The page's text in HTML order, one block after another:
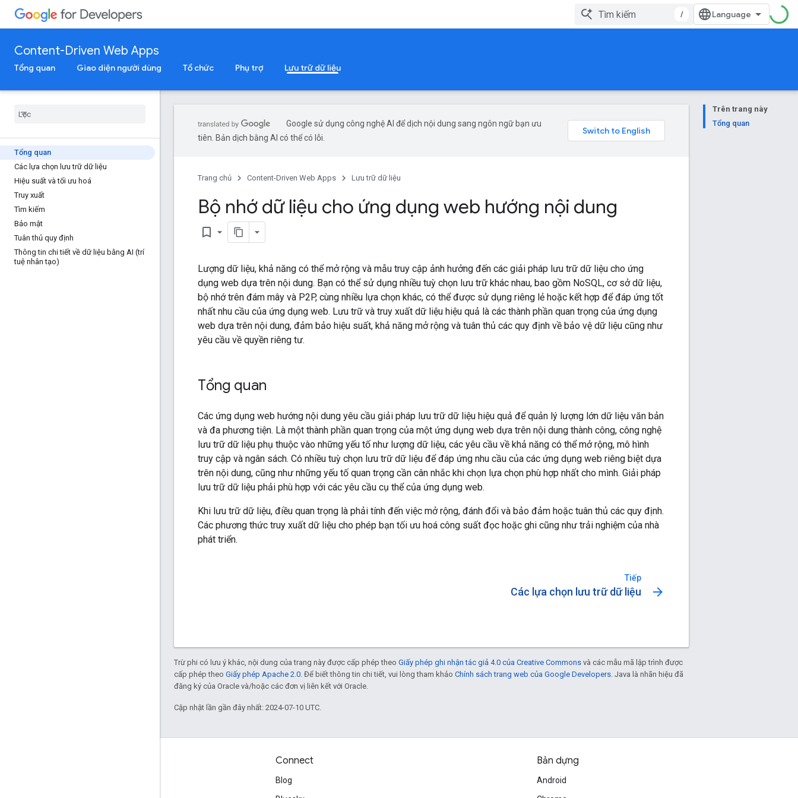
/
Content-Driven Web Apps
Tổng quan Giao diện người dùng Tổ chức Phụ trợ Lưu trữ dữ liệu
Tổng quan
Các lựa chọn lưu trữ dữ liệu
Hiệu suất và tối ưu hoá
Truy xuất
Tìm kiếm
Bảo mật
Tuân thủ quy định
Thông tin chi tiết về dữ liệu bằng AI (trí
tuệ nhân tạo)
Trên trang này
Tổng quan
Google sử dụng công nghệ AI để dịch nội dung sang ngôn ngữ bạn ưu
tiên. Bản dịch bằng AI có thể có lỗi.
Trang chủ Content-Driven Web Apps Lưu trữ dữ liệu
Bộ nhớ dữ liệu cho ứng dụng web hướng nội dung
bookmark_border
Lượng dữ liệu, khả năng có thể mở rộng và mẫu truy cập ảnh hưởng đến các giải pháp lưu trữ dữ liệu cho ứng
dụng web dựa trên nội dung. Bạn có thể sử dụng nhiều tuỳ chọn lưu trữ khác nhau, bao gồm NoSQL, cơ sở dữ liệu,
bộ nhớ trên đám mây và P2P, cùng nhiều lựa chọn khác, có thể được sử dụng riêng lẻ hoặc kết hợp để đáp ứng tốt
nhất nhu cầu của ứng dụng web. Lưu trữ và truy xuất dữ liệu hiệu quả là các thành phần quan trọng của ứng dụng
web dựa trên nội dung, đảm bảo hiệu suất, khả năng mở rộng và tuân thủ các quy định về bảo vệ dữ liệu cũng như
yêu cầu về quyền riêng tư.
Tổng quan
Các ứng dụng web hướng nội dung yêu cầu giải pháp lưu trữ dữ liệu hiệu quả để quản lý lượng lớn dữ liệu văn bản
và đa phương tiện. Là một thành phần quan trọng của một ứng dụng web dựa trên nội dung thành công, công nghệ
lưu trữ dữ liệu phụ thuộc vào những yếu tố như lượng dữ liệu, các yêu cầu về khả năng có thể mở rộng, mô hình
truy cập và ngân sách. Có nhiều tuỳ chọn lưu trữ dữ liệu để đáp ứng nhu cầu của các ứng dụng web riêng biệt dựa
trên nội dung, cũng như những yếu tố quan trọng cần cân nhắc khi chọn lựa chọn phù hợp nhất cho mình. Giải pháp
lưu trữ dữ liệu phải phù hợp với các yêu cầu cụ thể của ứng dụng web.
Khi lưu trữ dữ liệu, điều quan trọng là phải tính đến việc mở rộng, đánh đổi và bảo đảm hoặc tuân thủ các quy định.
Các phương thức truy xuất dữ liệu cho phép bạn tối ưu hoá công suất đọc hoặc ghi cũng như trải nghiệm của nhà
phát triển.
Tiếp
Các lựa chọn lưu trữ dữ liệu arrow_forward
Trừ phi có lưu ý khác, nội dung của trang này được cấp phép theo Giấy phép ghi nhận tác giả 4.0 của Creative Commons và các mẫu mã lập trình được
cấp phép theo Giấy phép Apache 2.0 . Để biết thông tin chi tiết, vui lòng tham khảo Chính sách trang web của Google Developers . Java là nhãn hiệu đã
đăng ký của Oracle và/hoặc các đơn vị liên kết với Oracle.
Cập nhật lần gần đây nhất: 2024-07-10 UTC.
Connect
Blog
Bản dựng
Android